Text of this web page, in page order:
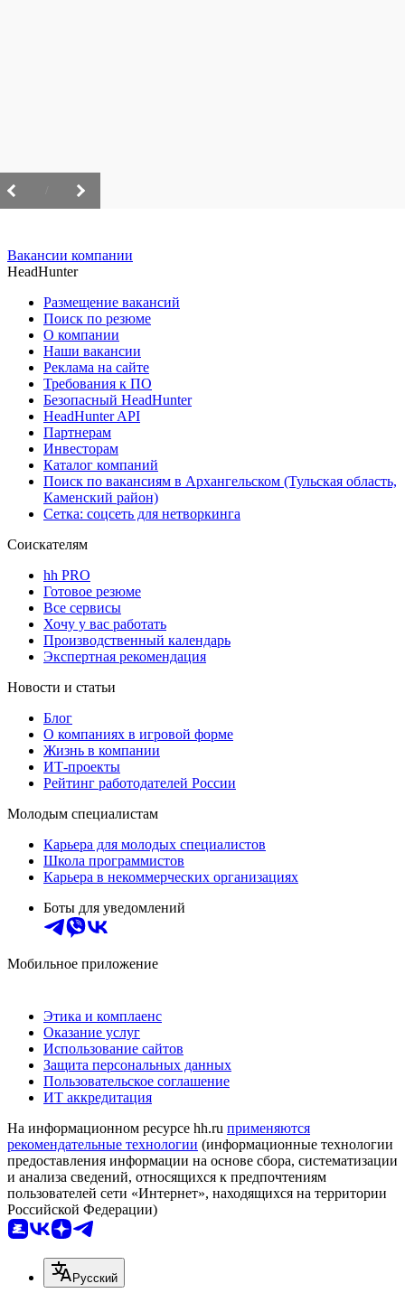
Вакансии компании
HeadHunter
Размещение вакансий
Поиск по резюме
О компании
Наши вакансии
Реклама на сайте
Требования к ПО
Безопасный HeadHunter
HeadHunter API
Партнерам
Инвесторам
Каталог компаний
Поиск по вакансиям в Архангельском (Тульская область,
Каменский район)
Сетка: соцсеть для нетворкинга
Соискателям
hh PRO
Готовое резюме
Все сервисы
Хочу у вас работать
Производственный календарь
Экспертная рекомендация
Новости и статьи
Блог
О компаниях в игровой форме
Жизнь в компании
ИТ-проекты
Рейтинг работодателей России
Молодым специалистам
Карьера для молодых специалистов
Школа программистов
Карьера в некоммерческих организациях
Боты для уведомлений
Мобильное приложение
Этика и комплаенс
Оказание услуг
Использование сайтов
Защита персональных данных
Пользовательское соглашение
ИТ аккредитация
На информационном ресурсе hh.ru применяются
рекомендательные технологии (информационные технологии
предоставления информации на основе сбора, систематизации
и анализа сведений, относящихся к предпочтениям
пользователей сети «Интернет», находящихся на территории
Российской Федерации)
Русский